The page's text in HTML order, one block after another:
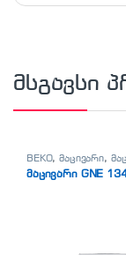
მსგავსი
BEKO,მაცივარი,
მაცივარი GNE